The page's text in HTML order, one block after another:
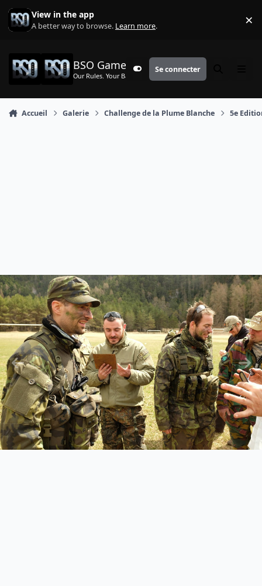
Aller au contenu
View in the app
A better way to browse. Learn more. ×
BSO Games
Our Rules. Your Battle.Customizer
Se connecter
Accueil Galerie Challenge de la Plume Blanche 5e